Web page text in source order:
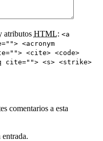
atributos HTML: <a
<acronym
<cite> <code>
cite=""> <s> <strike>
comentarios a esta